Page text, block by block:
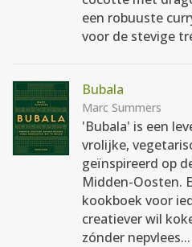
een robuuste
voor de stevige
Bubala
Marc Summers
'Bubala' is een
vrolijke,
geïnspireerd op
Midden-Oosten.
kookboek voor
creatiever wil
zónder nepvlees...